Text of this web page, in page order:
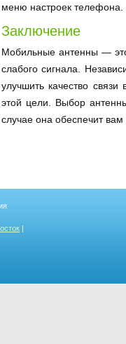
меню настроек телефона.
Заключение
Мобильные антенны — это
слабого сигнала.
улучшить качество
этой цели. Выбор
случае она обеспечит
|